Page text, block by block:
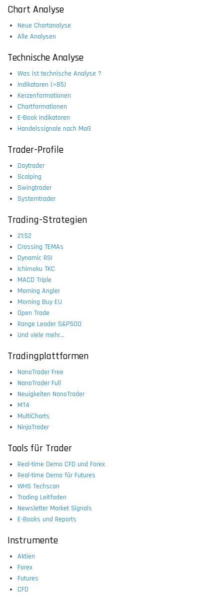
Chart Analyse
Neue Chartanalyse
Alle Analysen
Technische Analyse
Was ist technische Analyse ?
Indikatoren (>85)
Kerzenformationen
Chartformationen
E-Book Indikatoren
Handelssignale nach Maß
Trader-Profile
Daytrader
Scalping
Swingtrader
Systemtrader
Trading-Strategien
21:52
Crossing TEMAs
Dynamic RSI
Ichimoku TKC
MACD Triple
Morning Angler
Morning Buy EU
Open Trade
Range Leader S&P500
Und viele mehr...
Tradingplattformen
NanoTrader Free
NanoTrader Full
Neuigkeiten NanoTrader
MT4
MultiCharts
NinjaTrader
Tools für Trader
Real-time Demo CFD und Forex
Real-time Demo für Futures
WHS Techscan
Trading Leitfaden
Newsletter Market Signals
E-Books und Reports
Instrumente
Aktien
Forex
Futures
CFD